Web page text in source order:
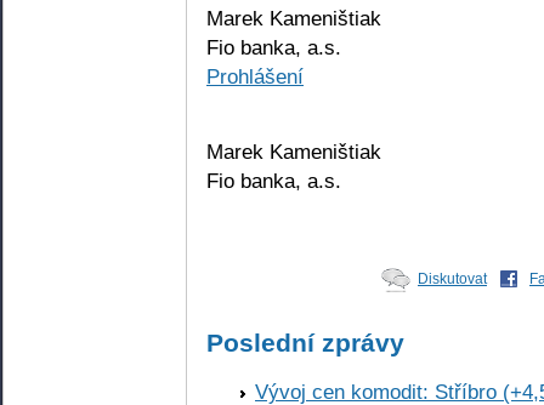
Marek Kameništiak
Fio banka, a.s.
Prohlášení
Marek Kameništiak
Fio banka, a.s.
Diskutovat
Poslední zprávy
Vývoj cen komodit: Stříbro